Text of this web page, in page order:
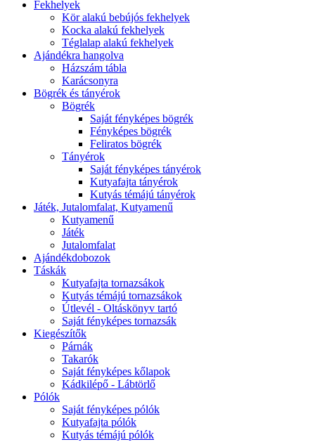
Fekhelyek
Kör alakú bebújós fekhelyek
Kocka alakú fekhelyek
Téglalap alakú fekhelyek
Ajándékra hangolva
Házszám tábla
Karácsonyra
Bögrék és tányérok
Bögrék
Saját fényképes bögrék
Fényképes bögrék
Feliratos bögrék
Tányérok
Saját fényképes tányérok
Kutyafajta tányérok
Kutyás témájú tányérok
Játék, Jutalomfalat, Kutyamenű
Kutyamenű
Játék
Jutalomfalat
Ajándékdobozok
Táskák
Kutyafajta tornazsákok
Kutyás témájú tornazsákok
Útlevél - Oltáskönyv tartó
Saját fényképes tornazsák
Kiegészítők
Párnák
Takarók
Saját fényképes kőlapok
Kádkilépő - Lábtörlő
Pólók
Saját fényképes pólók
Kutyafajta pólók
Kutyás témájú pólók